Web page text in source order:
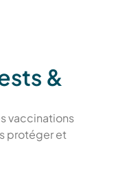
&
vaccinations
protéger et